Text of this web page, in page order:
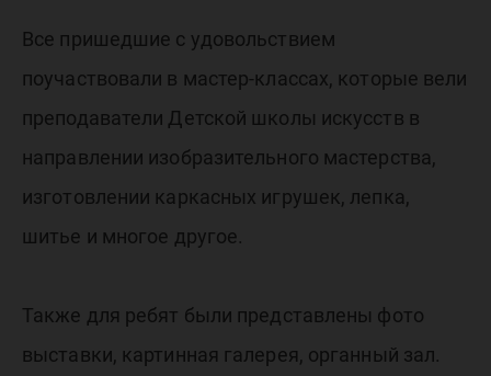
Все пришедшие с удовольствием
поучаствовали в мастер-классах, которые вели
преподаватели Детской школы искусств в
направлении изобразительного мастерства,
изготовлении каркасных игрушек, лепка,
шитье и многое другое.
Также для ребят были представлены фото
выставки, картинная галерея, органный зал.